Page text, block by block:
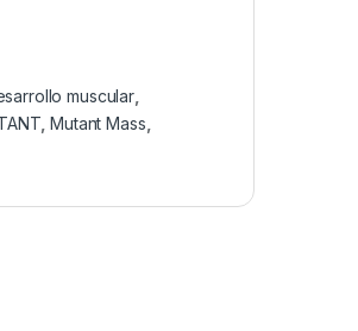
muscular
,Mutant Mass